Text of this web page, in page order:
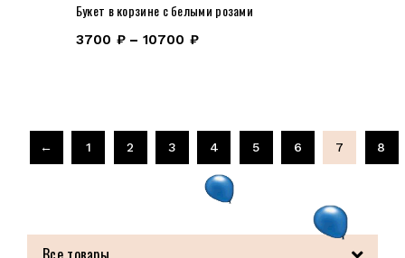
Букет в корзине с белыми розами
3700 ₽– 10700 ₽
← 1 2 3 4 5 6 7 8